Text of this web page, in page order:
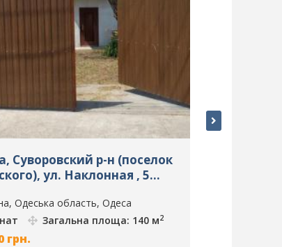
Суворовский р-н (поселок
ул. Наклонная , 5
Одеська область, Одеса
Загальна площа: 140 м2
грн.